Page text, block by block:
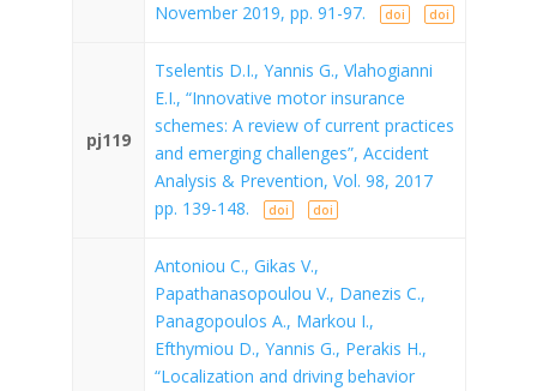
November 2019, pp. 91-97.
doi doi
pj119
Tselentis D.I., Yannis G., Vlahogianni
E.I., “Innovative motor insurance
schemes: A review of current practices
and emerging challenges”, Accident
Analysis & Prevention, Vol. 98, 2017
pp. 139-148.
doi doi
Antoniou C., Gikas V.,
Papathanasopoulou V., Danezis C.,
Panagopoulos A., Markou I.,
Efthymiou D., Yannis G., Perakis H.,
“Localization and driving behavior